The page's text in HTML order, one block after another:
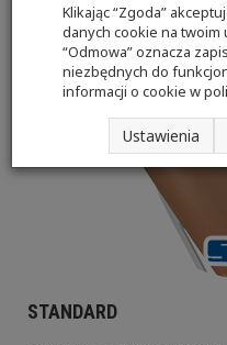
STANDARD
Klikając “Zgoda”
danych cookie na twoim
“Odmowa” oznacza
niezbędnych do
informacji o cookie w
Ustawienia